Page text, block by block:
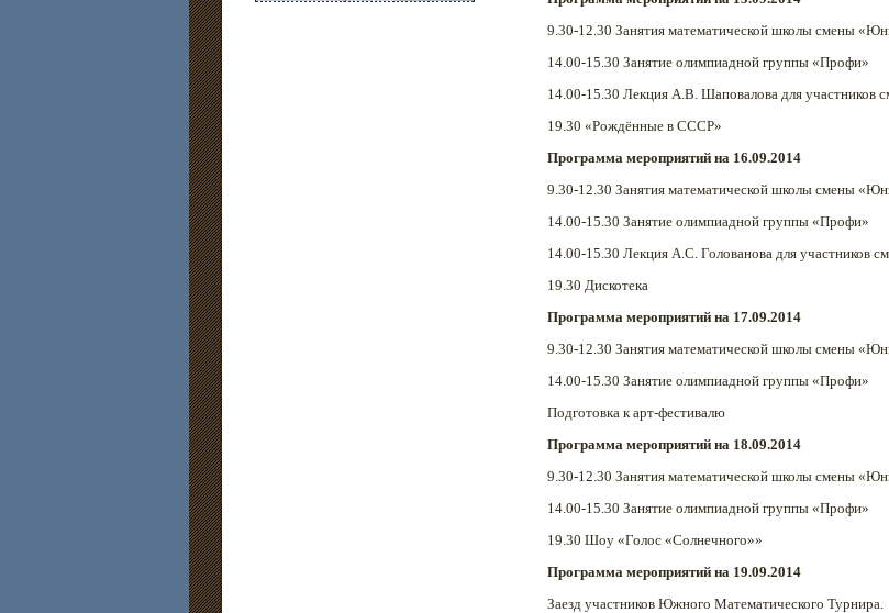
9.30-12.30 Занятия математической школы смены
14.00-15.30 Занятие олимпиадной группы «Профи»
14.00-15.30 Лекция А.В. Шаповалова для участников
19.30 «Рождённые в СССР»
Программа мероприятий на 16.09.2014
9.30-12.30 Занятия математической школы смены
14.00-15.30 Занятие олимпиадной группы «Профи»
14.00-15.30 Лекция А.С. Голованова для участников
19.30 Дискотека
Программа мероприятий на 17.09.2014
9.30-12.30 Занятия математической школы смены
14.00-15.30 Занятие олимпиадной группы «Профи»
Подготовка к арт-фестивалю
Программа мероприятий на 18.09.2014
9.30-12.30 Занятия математической школы смены
14.00-15.30 Занятие олимпиадной группы «Профи»
19.30 Шоу «Голос «Солнечного»»
Программа мероприятий на 19.09.2014
Заезд участников Южного Математического Турнира.